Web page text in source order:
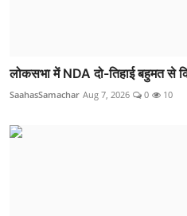
लोकसभा में NDA दो-तिहाई बहुमत से
SaahasSamachar Aug 7, 2026 0 10